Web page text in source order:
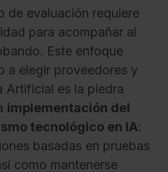
de evaluación requiere
para acompañar al
Este enfoque
a elegir proveedores y
Artificial es la piedra
implementación del
tecnológico en IA:
basadas en pruebas
como mantenerse